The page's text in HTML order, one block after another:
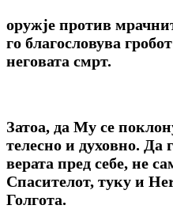
оружје против
го благословува
неговата смрт.
Затоа, да My ce
телесно и духовно. Да
верата пред себе, не
Спасителот, туку и
Голгота.